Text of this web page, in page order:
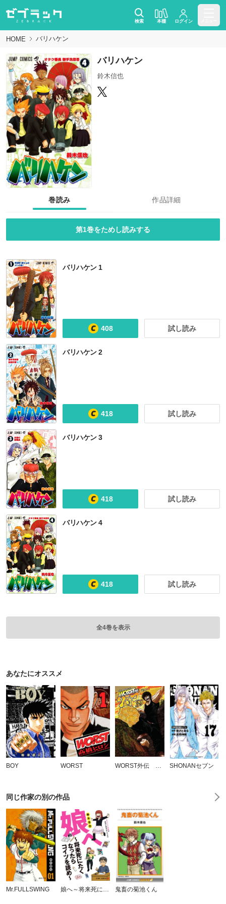
検索 本棚 ログイン
HOME バリハケン
バリハケン
鈴木信也
巻読み 作品詳細
第1巻をためし読みする
バリハケン 1
408 試し読み
バリハケン 2
418 試し読み
バリハケン 3
418 試し読み
バリハケン 4
418 試し読み
全4巻を表示
あなたにオススメ
BOY WORST SHONANセブン
同じ作家の別の作品
Mr.FULLSWING 鬼畜の菊池くん